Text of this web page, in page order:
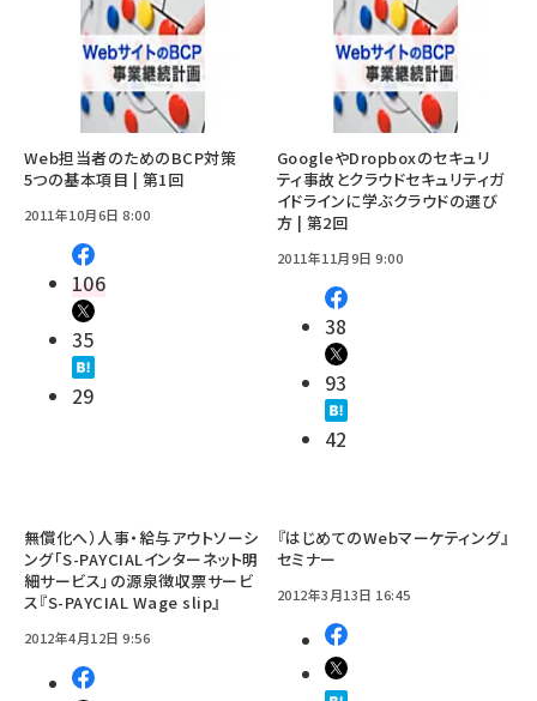
Web担当者のためのBCP対策
5つの基本項目 | 第1回
2011年10月6日 8:00
106
35
29
GoogleやDropboxのセキュリ
ティ事故とクラウドセキュリティガ
イドラインに学ぶクラウドの選び
方 | 第2回
2011年11月9日 9:00
38
93
42
無償化へ）人事・給与アウトソーシ
ング「S-PAYCIALインターネット明
細サービス」の源泉徴収票サービ
ス『S-PAYCIAL Wage slip』
2012年4月12日 9:56
『はじめてのWebマーケティング』
セミナー
2012年3月13日 16:45